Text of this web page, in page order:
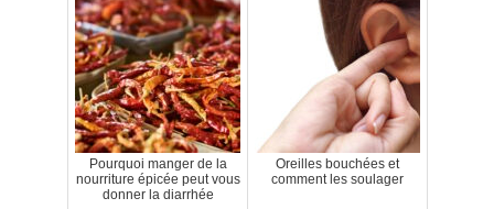
Pourquoi manger de la
nourriture épicée peut vous
donner la diarrhée
Oreilles bouchées et
comment les soulager